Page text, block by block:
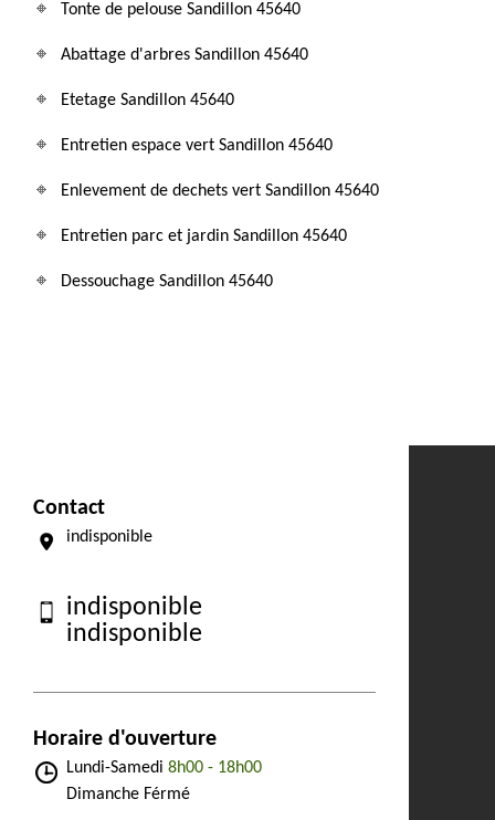
Tonte de pelouse Sandillon 45640
Abattage d'arbres Sandillon 45640
Etetage Sandillon 45640
Entretien espace vert Sandillon 45640
Enlevement de dechets vert Sandillon 45640
Entretien parc et jardin Sandillon 45640
Dessouchage Sandillon 45640
Contact
indisponible
indisponible
indisponible
Horaire d'ouverture
Lundi-Samedi 8h00 - 18h00
Dimanche Férmé